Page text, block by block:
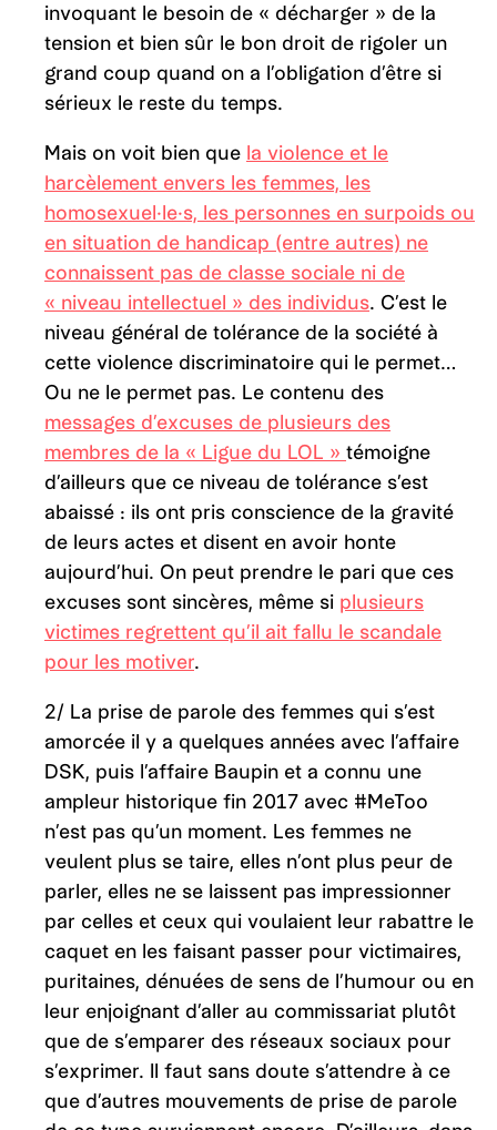
invoquant le besoin de « décharger » de la
tension et bien sûr le bon droit de rigoler un
grand coup quand on a l’obligation d’être si
sérieux le reste du temps.
Mais on voit bien que la violence et le
harcèlement envers les femmes, les
homosexuel·le·s, les personnes en surpoids ou
en situation de handicap (entre autres) ne
connaissent pas de classe sociale ni de
« niveau intellectuel » des individus. C’est le
niveau général de tolérance de la société à
cette violence discriminatoire qui le permet…
Ou ne le permet pas. Le contenu des
messages d’excuses de plusieurs des
membres de la « Ligue du LOL » témoigne
d’ailleurs que ce niveau de tolérance s’est
abaissé : ils ont pris conscience de la gravité
de leurs actes et disent en avoir honte
aujourd’hui. On peut prendre le pari que ces
excuses sont sincères, même si plusieurs
victimes regrettent qu’il ait fallu le scandale
pour les motiver.
2/ La prise de parole des femmes qui s’est
amorcée il y a quelques années avec l’affaire
DSK, puis l’affaire Baupin et a connu une
ampleur historique fin 2017 avec #MeToo
n’est pas qu’un moment. Les femmes ne
veulent plus se taire, elles n’ont plus peur de
parler, elles ne se laissent pas impressionner
par celles et ceux qui voulaient leur rabattre le
caquet en les faisant passer pour victimaires,
puritaines, dénuées de sens de l’humour ou en
leur enjoignant d’aller au commissariat plutôt
que de s’emparer des réseaux sociaux pour
s’exprimer. Il faut sans doute s’attendre à ce
que d’autres mouvements de prise de parole